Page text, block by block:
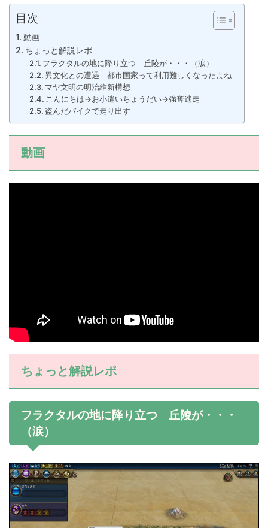
目次
動画
ちょっと解説レポ
フラクタルの地に降り立つ 丘陵が・・・（涙）
異文化との遭遇 都市国家って利用難しくなったよね
マヤ文明の明治維新構想
こんにちは→お小遣いちょうだい→強奪逃走
盗んだバイクで走り出す
動画
ちょっと解説レポ
フラクタルの地に降り立つ 丘陵が・・・
（涙）